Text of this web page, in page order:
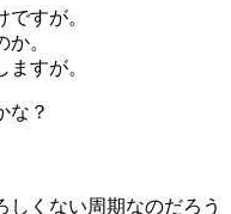
すが。
。
すが。
な？
しくない周期なのだろう